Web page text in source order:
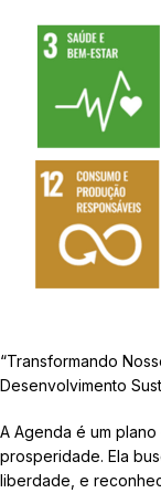
“Transformando
Desenvolvimento
A Agenda é um
prosperidade. Ela
liberdade, e